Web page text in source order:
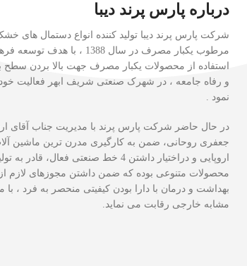
درباره پارس پرند دیبا
شرکت پارس پرند دیبا تولید کننده انواع دستمال های
مرطوب یکبار مصرف در سال 1388 ، با هدف
استفاده از محصولات یکبار مصرف جهت بالا بردن سطح
و رفاه جامعه ، در شهرک صنعتی شریف ابهر فعالیت خود
نمود .
در حال حاضر شرکت پارس پرند با مدیریت جناب آقای
جعفری روحانی، ضمن به کارگیری مدرن ترین ماشین
اروپایی و دراختیار داشتن 4 خط صنعتی فعال، قادر به
محصولات متنوعی بوده که ضمن داشتن مجوزهای لازم
بهداشت و درمان با دارا بودن کیفیتی منحصر به فرد ،
مشابه خارجی رقابت می نماید.